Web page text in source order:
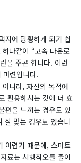
지에 당황하게 되기 쉽
나같이 “고속 다운로
을 주곤 합니다. 이런
마련입니다.
니라, 자신의 목적에
활용하시는 것이 더 효
편을 느끼는 경우도 있
잘 맞는 경우도 있습니
어렵기 때문에, 스마트
료는 시행착오를 줄이